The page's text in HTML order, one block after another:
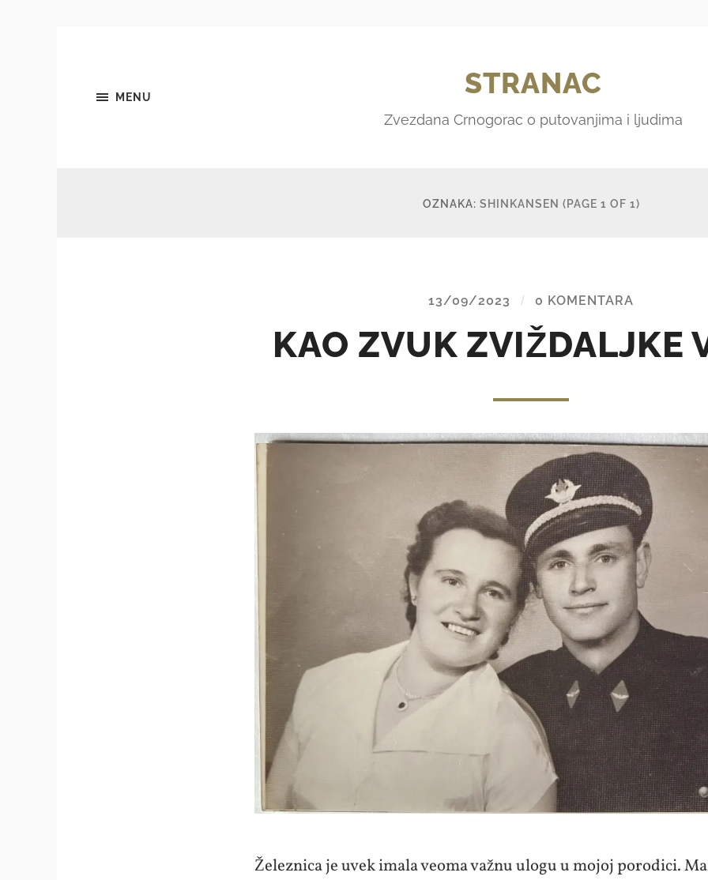
MENU STRANAC
Zvezdana Crnogorac o putovanjima i ljudima
OZNAKA: SHINKANSEN (PAGE 1 OF 1)
13/09/2023 / 0 KOMENTARA
KAO ZVUK ZVIŽDALJKE
Železnica je uvek imala veoma važnu ulogu u mojoj porodici.